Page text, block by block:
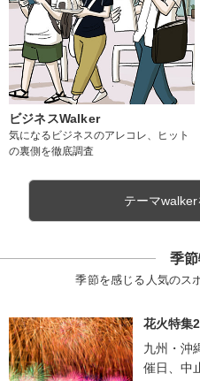
ビジネスWalker
気になるビジネスのアレコレ、ヒット
の裏側を徹底調査
テーマ
季
季節を感じる人気のス
花火特集
九州・沖
催日、中